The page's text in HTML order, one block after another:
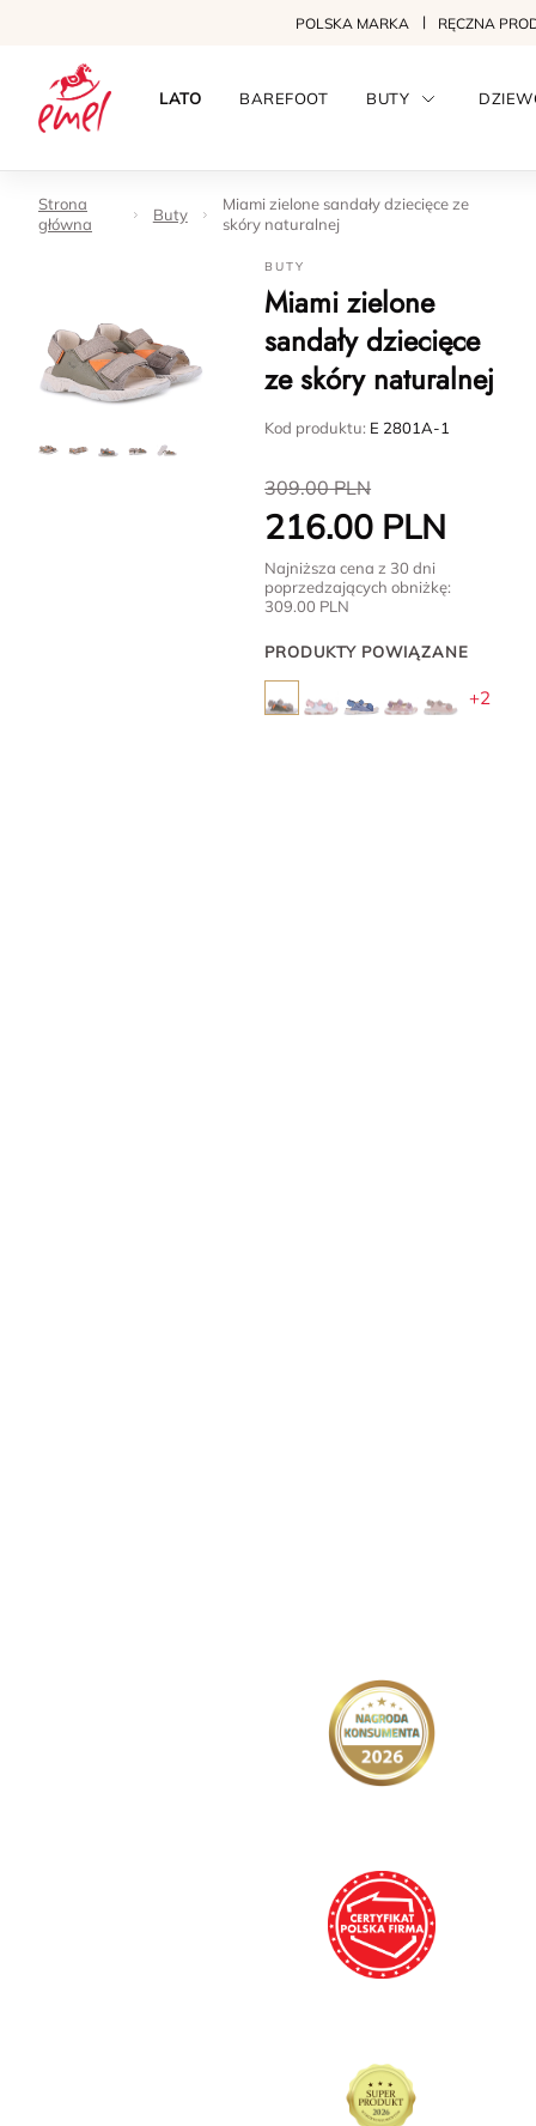
POLSKA MARKA RĘCZNA
LATO BAREFOOT BUTY
Strona
główna
Buty
Miami zielone sandały dziecięce ze
skóry naturalnej
BUTY
Miami zielone
sandały dziecięce
ze skóry naturalnej
Kod produktu: E 2801A-1
309.00PLN
216.00 PLN
Najniższa cena z 30 dni
poprzedzających obniżkę:
309.00 PLN
PRODUKTY POWIĄZANE
+2